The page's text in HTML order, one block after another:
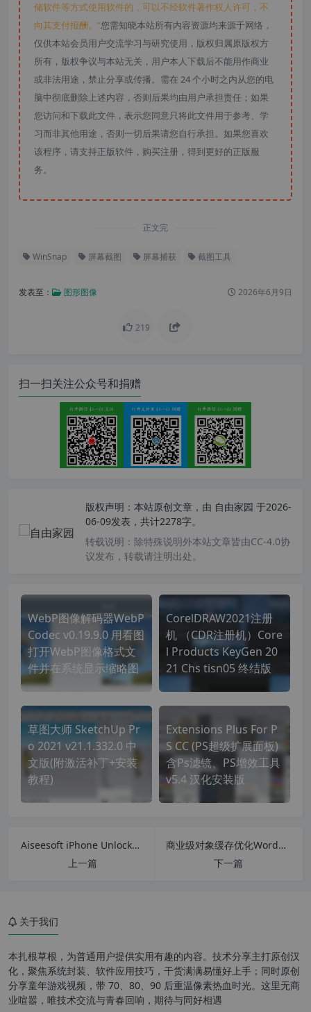
储软件等方式使用软件的，可以不经软件著作权人许可，不
向其支付报酬。”您需知晓本站所有内容资源均来源于网络，
仅供本站会员用户交流学习与研究使用，版权归属原版权方
所有，版权争议与本站无关，用户本人下载后不能用作商业
或非法用途，禁止分享或传播。需在 24 个小时之内从您的电
脑中彻底删除上述内容，否则后果均由用户承担责任；如果
您访问和下载此文件，表示您同意只将此文件用于参考、学
习而非其他用途，否则一切后果请您自行承担。如果您喜欢
该程序，请支持正版软件，购买注册，得到更好的正版服
务。
正文完
WinSnap 屏幕截图 屏幕捕获 截图工具
发表至： 图形图像 2026年6月9日
219
扫一扫关注公众号和捐赠
版权声明： 本站原创文章，由 自由家园 于2026-
06-09发表，共计2278字。
转载说明： 除特殊说明外本站文章皆由CC-4.0协
议发布，转载请注明出处。
WebP图像解码器WebP
Codec v0.19.9.0 用看图
打开WebP图像格式文
件并在系统显示缩略图
CorelDRAW2021注册
机 （CDR注册机）Core
l Products KeyGen 20
21 Chs tisn05 终结版
草图大师 SketchUp Pr
o 2021 v21.1.332.0 中
文版(附激活补丁+安装
教程)
Extensions Plus For P
S CC (PS超级扩展面板)
含Ps滤镜、PS增效工具
v5.4 汉化安装版
Aiseesoft iPhone Unlocker v2.0.8 中文特别版 苹果设备解锁工具
上一篇
商业级对象缓存优化WordPress插件 Redis Object Cache Pro v1.16.3 对象缓存专业汉化版
下一篇
软件特色
关于我们
本扎根草根，为普通用户提供实用有趣的内容。技术分享主打原创汉
化，聚焦系统封装、软件应用技巧，干货满满易懂好上手；同时原创
分享童年游戏视频，带 70、80、90 后重温像素热血时光。这里无商
业喧嚣，唯技术交流与青春回响，期待与同好相遇